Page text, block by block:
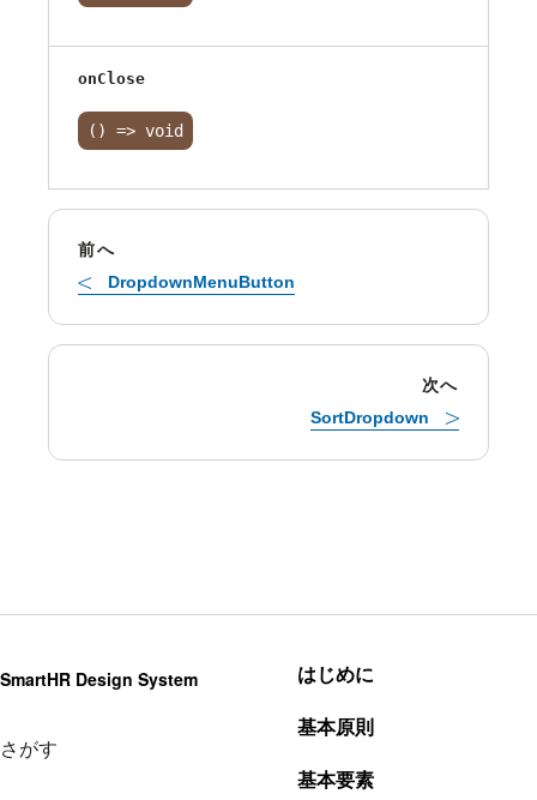
onClose
() => void
前へ
DropdownMenuButton
次へ
SortDropdown
SmartHR Design System
さがす
はじめに
基本原則
基本要素